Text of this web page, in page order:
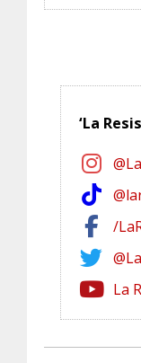
‘La
/
La